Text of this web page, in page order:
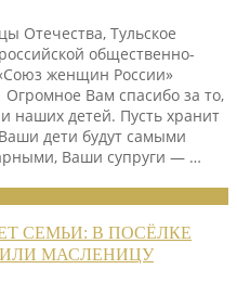
Отечества, Тульское
общественно-
женщин России»
Вам спасибо за то,
наших детей. Пусть хранит
дети будут самыми
Ваши супруги — …
СЕМЬИ: В ПОСЁЛКЕ
МАСЛЕНИЦУ